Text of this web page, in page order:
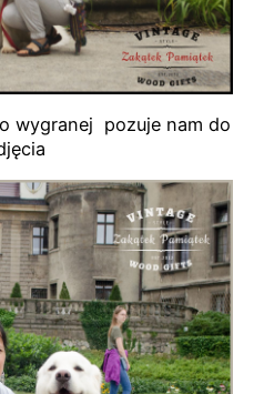
wygranej pozuje nam do